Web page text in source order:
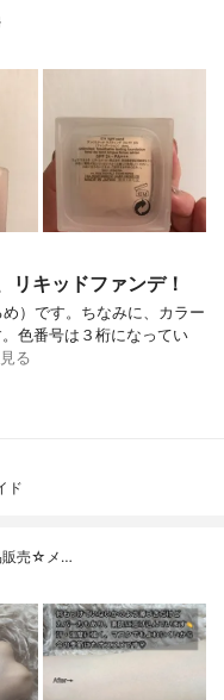
リキッドファンデ！
）です。ちなみに、カラー
色番号は３桁になってい
る
ド
販売☆メ…